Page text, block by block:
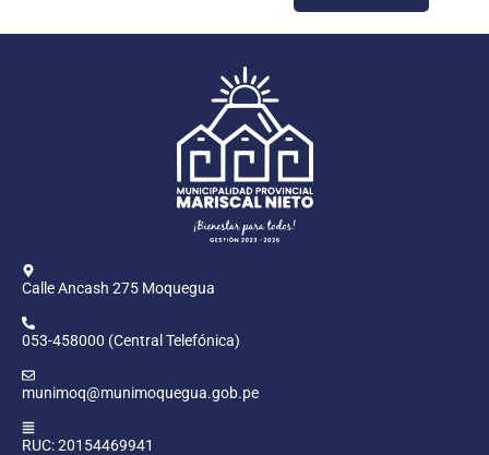
Calle Ancash 275 Moquegua
053-458000 (Central Telefónica)
munimoq@munimoquegua.gob.pe
RUC: 20154469941